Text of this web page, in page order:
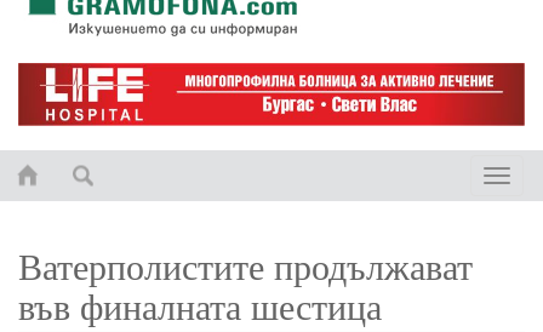
Toggle
Ватерполистите продължават
във финалната шестица